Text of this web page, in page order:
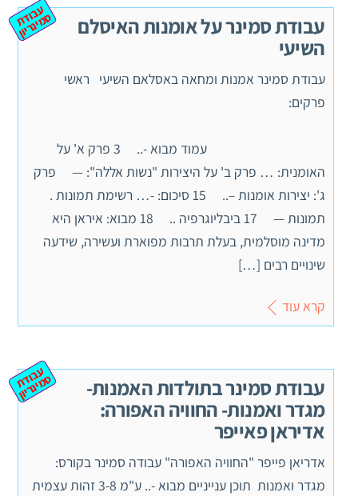
עבודת סמינר על אומנות האיסלם
השיעי
ע
ב
וד
ת
ס
מ
ינ
ר
יון
עבודת סמינר אמנות ומחאה באסלאם השיעי ראשי
פרקים:
עמוד מבוא -.. 3 פרק א' על
האומנית: … פרק ב' על היצירות "נשות אללה": — פרק
ג': יצירות אומנות –.. 15 סיכום: -… רשימת תמונות .
תמונות — 17 ביבליוגרפיה .. 18 מבוא: איראן היא
מדינה מוסלמית, בעלת תרבות מפוארת ועשירה, שידעה
שינויים רבים […]
קרא עוד
עבודת סמינר בתולדות האמנות-
מגדר ואמנות- החוויה האפורה:
אדיראן פאייפר
ע
ב
וד
ת
ס
מ
ינ
ר
יון
אדריאן פייפר "החוויה האפורה" עבודה סמינר בקורס:
מגדר ואמנות תוכן ענייניים מבוא -.. ע"מ 3-8 זהות עצמית